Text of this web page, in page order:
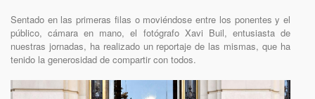
Sentado en las primeras filas o moviéndose entre los ponentes y el
público, cámara en mano, el fotógrafo Xavi Buil, entusiasta de
nuestras jornadas, ha realizado un reportaje de las mismas, que ha
tenido la generosidad de compartir con todos.